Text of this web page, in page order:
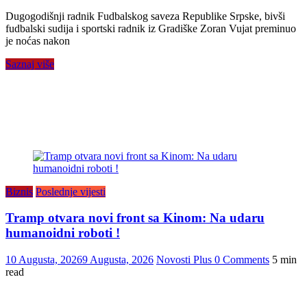
Dugogodišnji radnik Fudbalskog saveza Republike Srpske, bivši
fudbalski sudija i sportski radnik iz Gradiške Zoran Vujat preminuo
je noćas nakon
Saznaj više
Biznis Poslednje vijesti
Tramp otvara novi front sa Kinom: Na udaru
humanoidni roboti !
10 Augusta, 20269 Augusta, 2026 Novosti Plus 0 Comments 5 min
read